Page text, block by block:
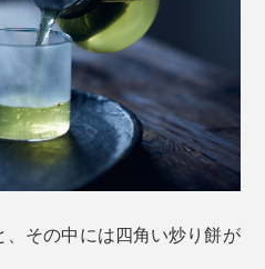
その中には四角い炒り餅が